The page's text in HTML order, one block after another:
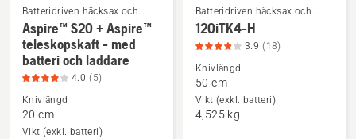
Se
mer
information
Aspire™
S20
Batteridriven häcksax och
elektrisk häcksax
Aspire™ S20 + Aspire™
teleskopskaft - med
batteri och laddare
4.0 (5)
Knivlängd
20 cm
Vikt (exkl. batteri)
Se
mer
information
om
120iTK4-
Batteridriven häcksax och
elektrisk häcksax
120iTK4-H
3.9 (18)
Knivlängd
50 cm
Vikt (exkl. batteri)
4,525 kg